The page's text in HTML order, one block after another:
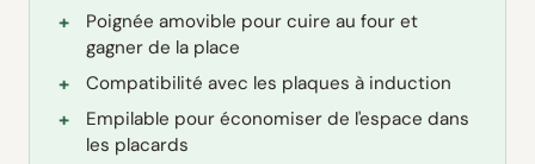
Poignée amovible pour cuire au four et
gagner de la place
Compatibilité avec les plaques à induction
Empilable pour économiser de l'espace dans
les placards